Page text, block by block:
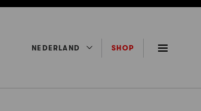
NEDERLAND SHOP